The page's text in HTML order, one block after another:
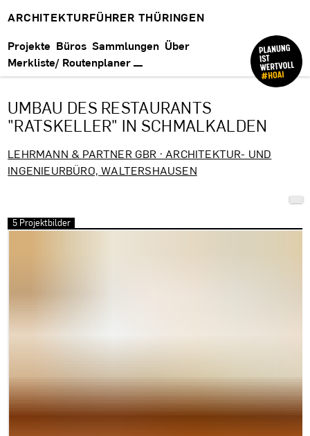
ARCHITEKTURFÜHRER THÜRINGEN
Projekte Büros Sammlungen Über
Merkliste/ Routenplaner
UMBAU DES RESTAURANTS
"RATSKELLER" IN SCHMALKALDEN
LEHRMANN & PARTNER GBR · ARCHITEKTUR- UND
INGENIEURBÜRO, WALTERSHAUSEN
5 Projektbilder
Bilder überspringen